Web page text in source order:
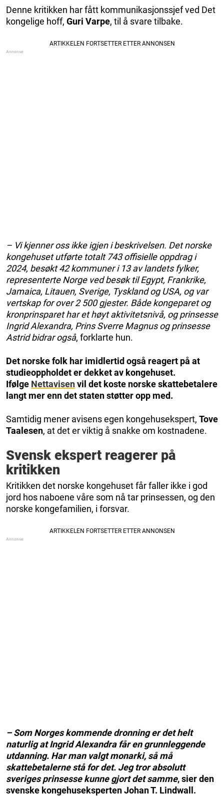
Denne kritikken har fått kommunikasjonssjef ved Det
kongelige hoff, Guri Varpe, til å svare tilbake.
– Vi kjenner oss ikke igjen i beskrivelsen. Det norske
kongehuset utførte totalt 743 offisielle oppdrag i
2024, besøkt 42 kommuner i 13 av landets fylker,
representerte Norge ved besøk til Egypt, Frankrike,
Jamaica, Litauen, Sverige, Tyskland og USA, og var
vertskap for over 2 500 gjester. Både kongeparet og
kronprinsparet har et høyt aktivitetsnivå, og prinsesse
Ingrid Alexandra, Prins Sverre Magnus og prinsesse
Astrid bidrar også, forklarte hun.
Det norske folk har imidlertid også reagert på at
studieoppholdet er dekket av kongehuset.
Ifølge Nettavisenvil det koste norske skattebetalere
langt mer enn det staten støtter opp med.
Samtidig mener avisens egen kongehusekspert, Tove
Taalesen, at det er viktig å snakke om kostnadene.
Svensk ekspert reagerer på
kritikken
Kritikken det norske kongehuset får faller ikke i god
jord hos naboene våre som nå tar prinsessen, og den
norske kongefamilien, i forsvar.
– Som Norges kommende dronning er det helt
naturlig at Ingrid Alexandra får en grunnleggende
utdanning. Har man valgt monarki, så må
skattebetalerne stå for det. Jeg tror absolutt
sveriges prinsesse kunne gjort det samme, sier den
svenske kongehuseksperten Johan T. Lindwall.